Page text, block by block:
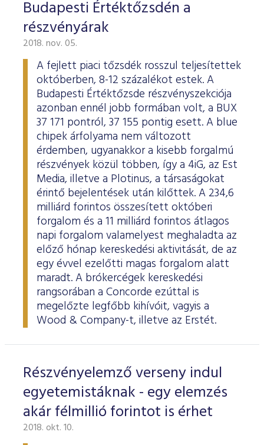
Budapesti Értéktőzsdén a
részvényárak
2018. nov. 05.
A fejlett piaci tőzsdék rosszul teljesítettek
októberben, 8-12 százalékot estek. A
Budapesti Értéktőzsde részvényszekciója
azonban ennél jobb formában volt, a BUX
37 171 pontról, 37 155 pontig esett. A blue
chipek árfolyama nem változott
érdemben, ugyanakkor a kisebb forgalmú
részvények közül többen, így a 4iG, az Est
Media, illetve a Plotinus, a társaságokat
érintő bejelentések után kilőttek. A 234,6
milliárd forintos összesített októberi
forgalom és a 11 milliárd forintos átlagos
napi forgalom valamelyest meghaladta az
előző hónap kereskedési aktivitását, de az
egy évvel ezelőtti magas forgalom alatt
maradt. A brókercégek kereskedési
rangsorában a Concorde ezúttal is
megelőzte legfőbb kihívóit, vagyis a
Wood & Company-t, illetve az Erstét.
Részvényelemző verseny indul
egyetemistáknak - egy elemzés
akár félmillió forintot is érhet
2018. okt. 10.